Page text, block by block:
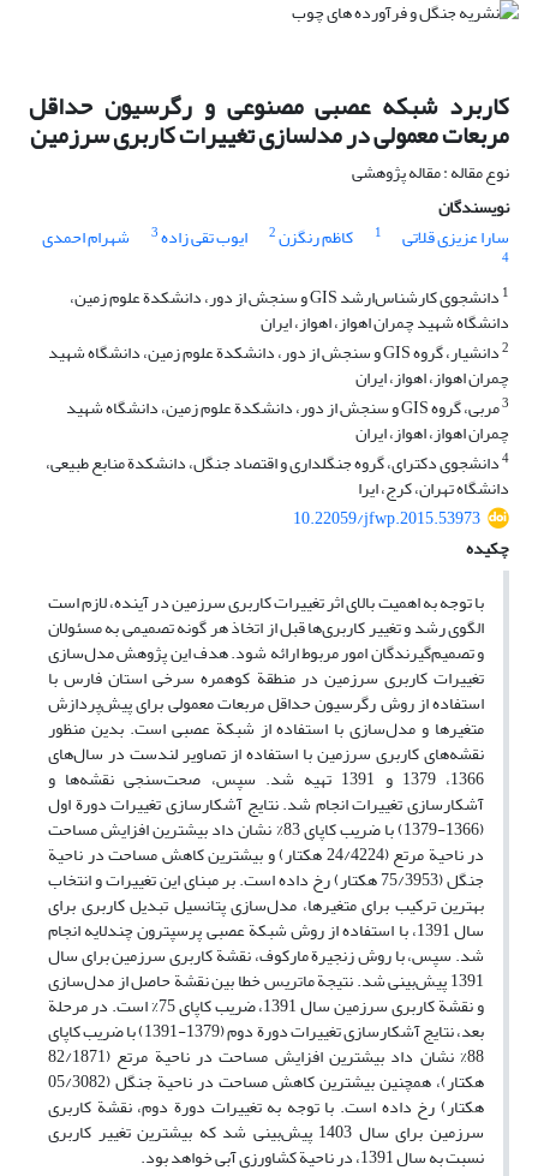
کاربرد شبکه عصبی مصنوعی و رگرسیون حداقل
مربعات معمولی در مدلسازی تغییرات کاربری سرزمین
نوع مقاله : مقاله پژوهشی
نویسندگان
سارا عزیزی قلاتی
1 کاظم رنگزن2 ایوب تقی زاده3 شهرام احمدی
4
1
دانشجوی کارشناس‌ارشد GIS و سنجش از دور، دانشکدة علوم زمین،
دانشگاه شهید چمران اهواز، اهواز، ایران
2 دانشیار، گروه GIS و سنجش از دور، دانشکدة علوم زمین، دانشگاه شهید
چمران اهواز، اهواز، ایران
3 مربی، گروه GIS و سنجش از دور، دانشکدة علوم زمین، دانشگاه شهید
چمران اهواز، اهواز، ایران
4دانشجوی دکترای، گروه جنگلداری و اقتصاد جنگل، دانشکدة منابع طبیعی،
دانشگاه تهران، کرج، ایرا
10.22059/jfwp.2015.53973
چکیده
با توجه به اهمیت بالای اثر تغییرات کاربری سرزمین در آینده، لازم است
الگوی رشد و تغییر کاربری‌ها قبل از اتخاذ هر گونه تصمیمی به مسئولان
و تصمیم‌گیرندگان امور مربوط ارائه شود. هدف این پژوهش مدل‌سازی
تغییرات کاربری سرزمین در منطقة کوهمره سرخی استان فارس با
استفاده از روش رگرسیون حداقل مربعات معمولی برای پیش‌پردازش
متغیرها و مدل‌سازی با استفاده از شبکة عصبی است. بدین منظور
نقشه‌های کاربری سرزمین با استفاده از تصاویر لندست در سال‌های
1366، 1379 و 1391 تهیه شد. سپس، صحت‌سنجی نقشه‌ها و
آشکارسازی تغییرات انجام شد. نتایج آشکارسازی تغییرات دورة اول
(1366-1379) با ضریب کاپای 83% نشان داد بیشترین افزایش مساحت
در ناحیة مرتع (24/4224 هکتار) و بیشترین کاهش مساحت در ناحیة
جنگل (75/3953 هکتار) رخ داده است. بر مبنای این تغییرات و انتخاب
بهترین ترکیب برای متغیرها، مدل‌سازی پتانسیل تبدیل کاربری برای
سال 1391، با استفاده از روش شبکة عصبی پرسپترون چندلایه انجام
شد. سپس، با روش زنجیرة مارکوف، نقشة کاربری سرزمین برای سال
1391 پیش‌بینی شد. نتیجة ماتریس خطا بین نقشة حاصل از مدل‌سازی
و نقشة کاربری سرزمین سال 1391، ضریب کاپای 75% است. در مرحلة
بعد، نتایج آشکارسازی تغییرات دورة دوم (1379-1391) با ضریب کاپای
88% نشان داد بیشترین افزایش مساحت در ناحیة مرتع (82/1871
هکتار)، همچنین بیشترین کاهش مساحت در ناحیة جنگل (05/3082
هکتار) رخ داده است. با توجه به تغییرات دورة دوم، نقشة کاربری
سرزمین برای سال 1403 پیش‌بینی شد که بیشترین تغییر کاربری
نسبت به سال 1391، در ناحیة کشاورزی آبی خواهد بود.